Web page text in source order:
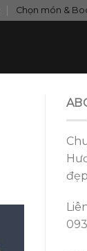
Chọn món &